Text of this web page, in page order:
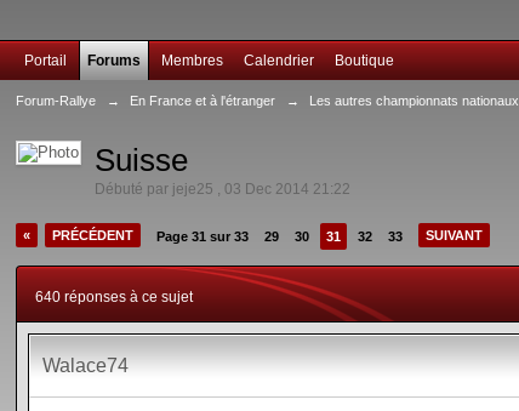
Portail Forums Membres Calendrier Boutique
Forum-Rallye → En France et à l'étranger → Les autres championnats nationaux
Suisse
Débuté par jeje25 ,03 Dec 2014 21:22
« PRÉCÉDENT Page 31 sur 33 29 30 31 32 33 SUIVANT
640 réponses à ce sujet
Walace74